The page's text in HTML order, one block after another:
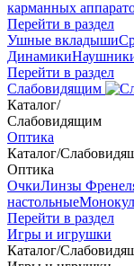
карманных
Перейти в раздел
Ушные вкладыши
Динамики
Перейти в раздел
Слабовидящим
Каталог/
Слабовидящим
Оптика
Каталог/
Оптика
ОчкиЛинзы
настольные
Перейти в раздел
Игры и игрушки
Каталог/